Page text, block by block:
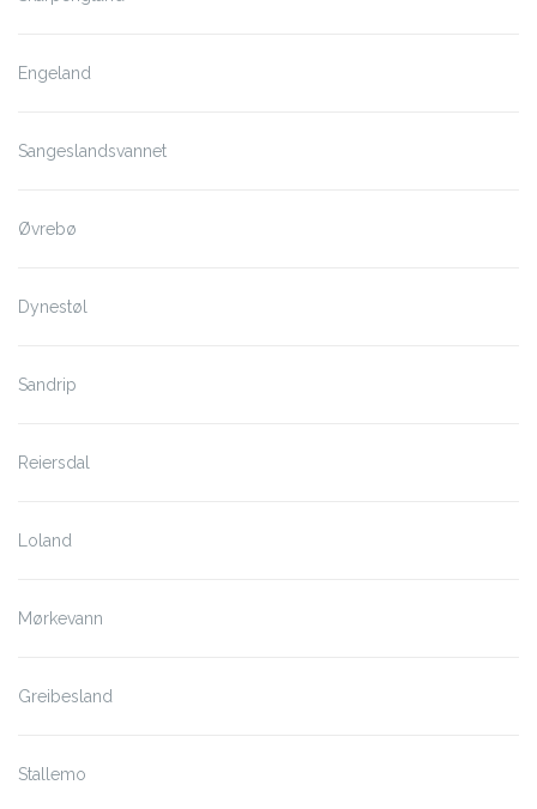
Engeland
Sangeslandsvannet
Øvrebø
Dynestøl
Sandrip
Reiersdal
Loland
Mørkevann
Greibesland
Stallemo